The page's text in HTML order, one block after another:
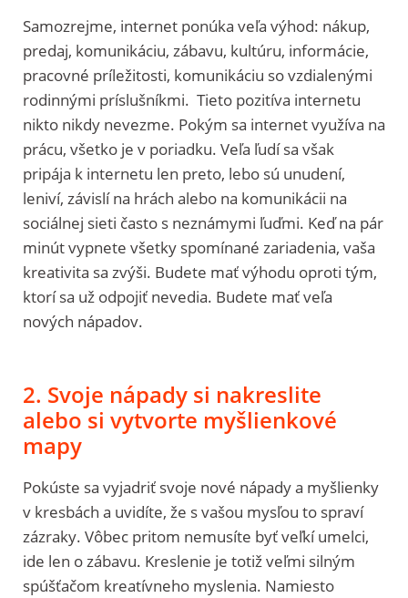
Samozrejme, internet ponúka veľa výhod: nákup,
predaj, komunikáciu, zábavu, kultúru, informácie,
pracovné príležitosti, komunikáciu so vzdialenými
rodinnými príslušníkmi. Tieto pozitíva internetu
nikto nikdy nevezme. Pokým sa internet využíva na
prácu, všetko je v poriadku. Veľa ľudí sa však
pripája k internetu len preto, lebo sú unudení,
leniví, závislí na hrách alebo na komunikácii na
sociálnej sieti často s neznámymi ľuďmi. Keď na pár
minút vypnete všetky spomínané zariadenia, vaša
kreativita sa zvýši. Budete mať výhodu oproti tým,
ktorí sa už odpojiť nevedia. Budete mať veľa
nových nápadov.
2. Svoje nápady si nakreslite
alebo si vytvorte myšlienkové
mapy
Pokúste sa vyjadriť svoje nové nápady a myšlienky
v kresbách a uvidíte, že s vašou mysľou to spraví
zázraky. Vôbec pritom nemusíte byť veľkí umelci,
ide len o zábavu. Kreslenie je totiž veľmi silným
spúšťačom kreatívneho myslenia. Namiesto